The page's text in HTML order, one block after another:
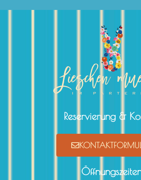
Reservierung &